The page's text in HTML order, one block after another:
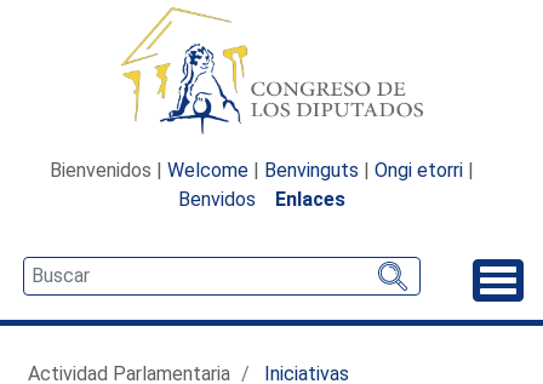
Bienvenidos | Welcome | Benvinguts | Ongi etorri |
Benvidos
Enlaces
Actividad Parlamentaria
Iniciativas